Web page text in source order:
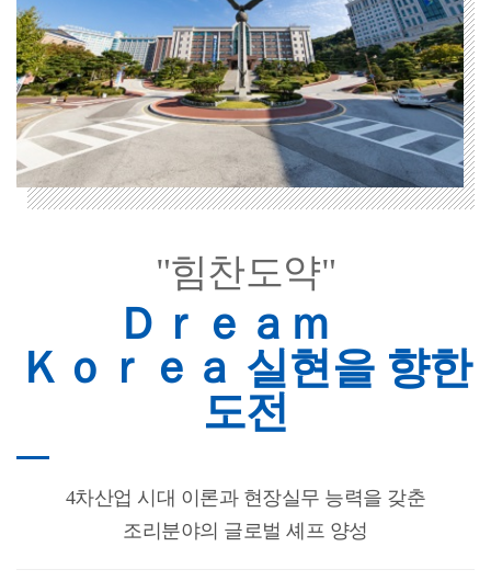
"힘찬도약"
Ｄｒｅａｍ
Ｋｏｒｅａ 실현을 향한
도전
4차산업 시대 이론과 현장실무 능력을 갖춘
조리분야의 글로벌 셰프 양성